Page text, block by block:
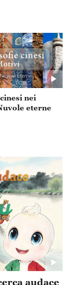
nei
eterne
audace